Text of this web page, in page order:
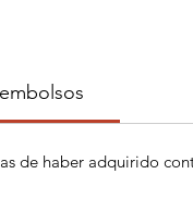
de haber adquirido